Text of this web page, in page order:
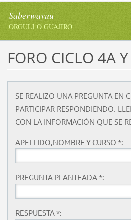
Saberwayuu
ORGULLO GUAJIRO
FORO CICLO 4A
SE REALIZO UNA PREGUNTA EN
PARTICIPAR RESPONDIENDO.
CON LA INFORMACIÓN QUE SE
APELLIDO,NOMBRE Y CURSO *:
PREGUNTA PLANTEADA *:
RESPUESTA *: